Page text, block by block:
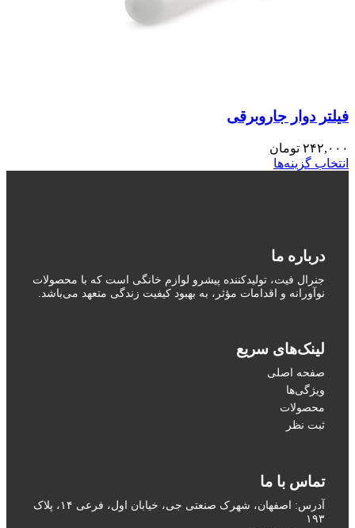
فیلتر دوار جاروبرقی
۲۴۲,۰۰۰ تومان
انتخاب گزینه‌ها
درباره ما
جنرال فیت، تولیدکننده پیشرو لوازم خانگی است که با محصولات
نوآورانه و اقدامات مؤثر، به بهبود کیفیت زندگی متعهد می‌باشد.
لینک‌های سریع
صفحه اصلی
ویژگی‌ها
محصولات
ثبت نظر
تماس با ما
آدرس: اصفهان، شهرک صنعتی جی، خیابان اول، فرعی ۱۴، پلاک
۱۹۳